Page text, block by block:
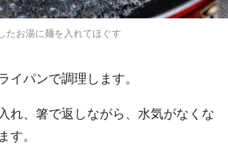
たお湯に麺を入れてほぐす
イパンで調理します。
れ、箸で返しながら、水気がなくな
す。